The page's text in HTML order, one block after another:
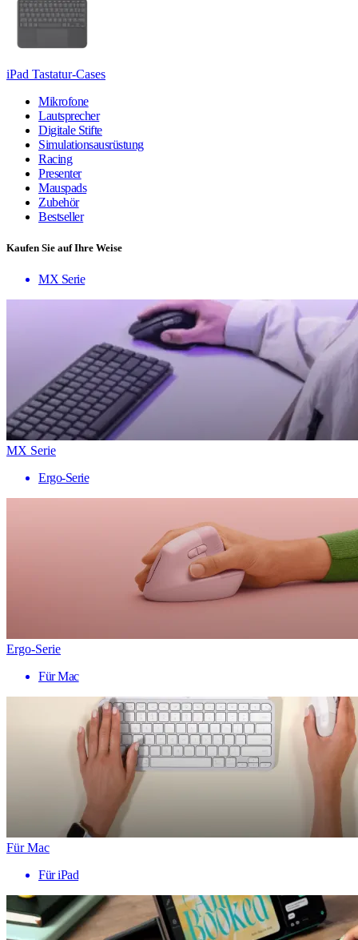
iPad Tastatur-Cases
Mikrofone
Lautsprecher
Digitale Stifte
Simulationsausrüstung
Racing
Presenter
Mauspads
Zubehör
Bestseller
Kaufen Sie auf Ihre Weise
MX Serie
MX Serie
Ergo-Serie
Ergo-Serie
Für Mac
Für Mac
Für iPad